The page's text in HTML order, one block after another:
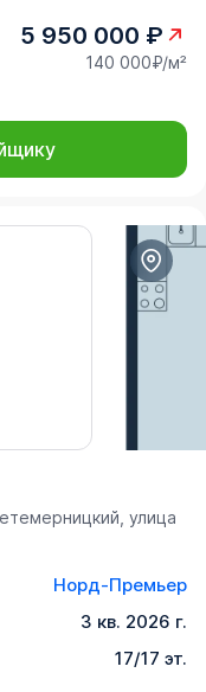
5 950 000 ₽
140 000₽/м²
улица
Норд-Премьер
3 кв. 2026 г.
17/17 эт.